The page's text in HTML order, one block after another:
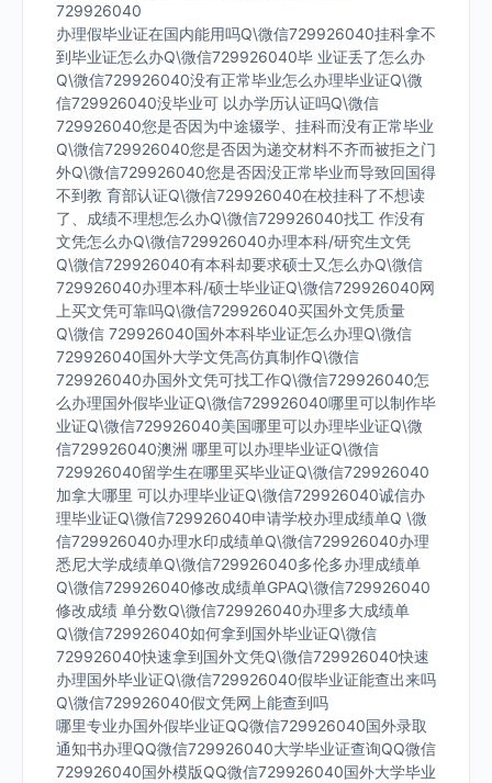
729926040
办理假毕业证在国内能用吗Q\微信729926040挂科拿不
到毕业证怎么办Q\微信729926040毕 业证丢了怎么办
Q\微信729926040没有正常毕业怎么办理毕业证Q\微
信729926040没毕业可 以办学历认证吗Q\微信
729926040您是否因为中途辍学、挂科而没有正常毕业
Q\微信729926040您是否因为递交材料不齐而被拒之门
外Q\微信729926040您是否因没正常毕业而导致回国得
不到教 育部认证Q\微信729926040在校挂科了不想读
了、成绩不理想怎么办Q\微信729926040找工 作没有
文凭怎么办Q\微信729926040办理本科/研究生文凭
Q\微信729926040有本科却要求硕士又怎么办Q\微信
729926040办理本科/硕士毕业证Q\微信729926040网
上买文凭可靠吗Q\微信729926040买国外文凭质量
Q\微信 729926040国外本科毕业证怎么办理Q\微信
729926040国外大学文凭高仿真制作Q\微信
729926040办国外文凭可找工作Q\微信729926040怎
么办理国外假毕业证Q\微信729926040哪里可以制作毕
业证Q\微信729926040美国哪里可以办理毕业证Q\微
信729926040澳洲 哪里可以办理毕业证Q\微信
729926040留学生在哪里买毕业证Q\微信729926040
加拿大哪里 可以办理毕业证Q\微信729926040诚信办
理毕业证Q\微信729926040申请学校办理成绩单Q \微
信729926040办理水印成绩单Q\微信729926040办理
悉尼大学成绩单Q\微信729926040多伦多办理成绩单
Q\微信729926040修改成绩单GPAQ\微信729926040
修改成绩 单分数Q\微信729926040办理多大成绩单
Q\微信729926040如何拿到国外毕业证Q\微信
729926040快速拿到国外文凭Q\微信729926040快速
办理国外毕业证Q\微信729926040假毕业证能查出来吗
Q\微信729926040假文凭网上能查到吗
哪里专业办国外假毕业证QQ微信729926040国外录取
通知书办理QQ微信729926040大学毕业证查询QQ微信
729926040国外模版QQ微信729926040国外大学毕业